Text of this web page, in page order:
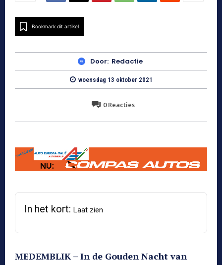
Bookmark dit artikel
Door: Redactie
woensdag 13 oktober 2021
0Reacties
In het kort: Laat zien
MEDEMBLIK – In de Gouden Nacht van